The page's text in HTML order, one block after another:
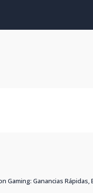
Gaming: Ganancias Rápidas,